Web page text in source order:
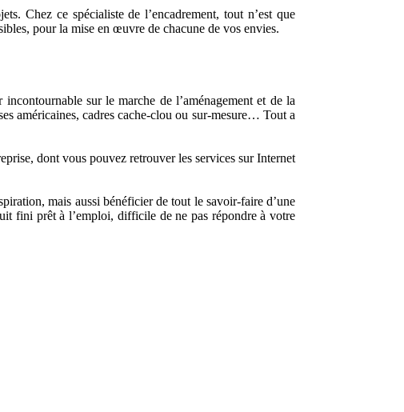
Chez ce spécialiste de l’encadrement, tout n’est que
pour la mise en œuvre de chacune de vos envies.
sur le marche de l’aménagement et de la
américaines, cadres cache-clou ou sur-mesure… Tout a
dont vous pouvez retrouver les services sur Internet
mais aussi bénéficier de tout le savoir-faire d’une
fini prêt à l’emploi, difficile de ne pas répondre à votre